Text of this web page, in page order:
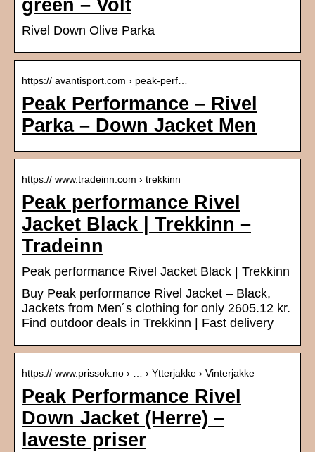
green – Volt
Rivel Down Olive Parka
https:// avantisport.com › peak-perf…
Peak Performance – Rivel
Parka – Down Jacket Men
https:// www.tradeinn.com › trekkinn
Peak performance Rivel
Jacket Black | Trekkinn –
Tradeinn
Peak performance Rivel Jacket Black | Trekkinn
Buy Peak performance Rivel Jacket – Black,
Jackets from Men´s clothing for only 2605.12 kr.
Find outdoor deals in Trekkinn | Fast delivery
https:// www.prissok.no › … › Ytterjakke › Vinterjakke
Peak Performance Rivel
Down Jacket (Herre) –
laveste priser